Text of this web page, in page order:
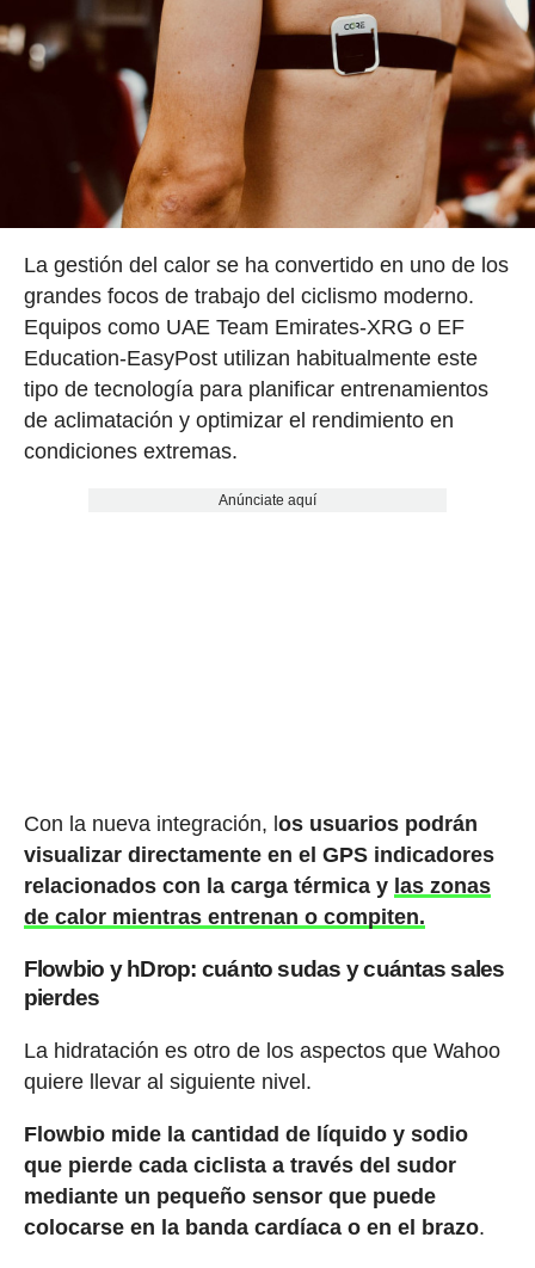
La gestión del calor se ha convertido en uno de los
grandes focos de trabajo del ciclismo moderno.
Equipos como UAE Team Emirates-XRG o EF
Education-EasyPost utilizan habitualmente este
tipo de tecnología para planificar entrenamientos
de aclimatación y optimizar el rendimiento en
condiciones extremas.
Anúnciate aquí
Con la nueva integración, los usuarios podrán
visualizar directamente en el GPS indicadores
relacionados con la carga térmica y las zonas
de calor mientras entrenan o compiten.
Flowbio y hDrop: cuánto sudas y cuántas sales
pierdes
La hidratación es otro de los aspectos que Wahoo
quiere llevar al siguiente nivel.
Flowbio mide la cantidad de líquido y sodio
que pierde cada ciclista a través del sudor
mediante un pequeño sensor que puede
colocarse en la banda cardíaca o en el brazo.